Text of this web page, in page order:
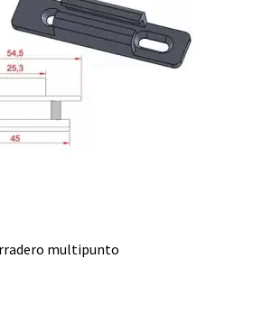
multipunto